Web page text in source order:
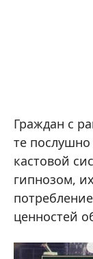
Граждан с
те
кастовой
гипнозом,
ценностей